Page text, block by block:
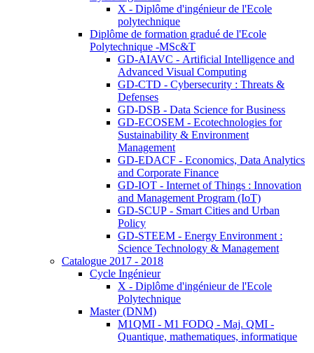
X - Diplôme d'ingénieur de l'Ecole
polytechnique
Diplôme de formation gradué de l'Ecole
Polytechnique -MSc&T
GD-AIAVC - Artificial Intelligence and
Advanced Visual Computing
GD-CTD - Cybersecurity : Threats &
Defenses
GD-DSB - Data Science for Business
GD-ECOSEM - Ecotechnologies for
Sustainability & Environment
Management
GD-EDACF - Economics, Data Analytics
and Corporate Finance
GD-IOT - Internet of Things : Innovation
and Management Program (IoT)
GD-SCUP - Smart Cities and Urban
Policy
GD-STEEM - Energy Environment :
Science Technology & Management
Catalogue 2017 - 2018
Cycle Ingénieur
X - Diplôme d'ingénieur de l'Ecole
Polytechnique
Master (DNM)
M1QMI - M1 FODQ - Maj. QMI -
Quantique, mathematiques, informatique